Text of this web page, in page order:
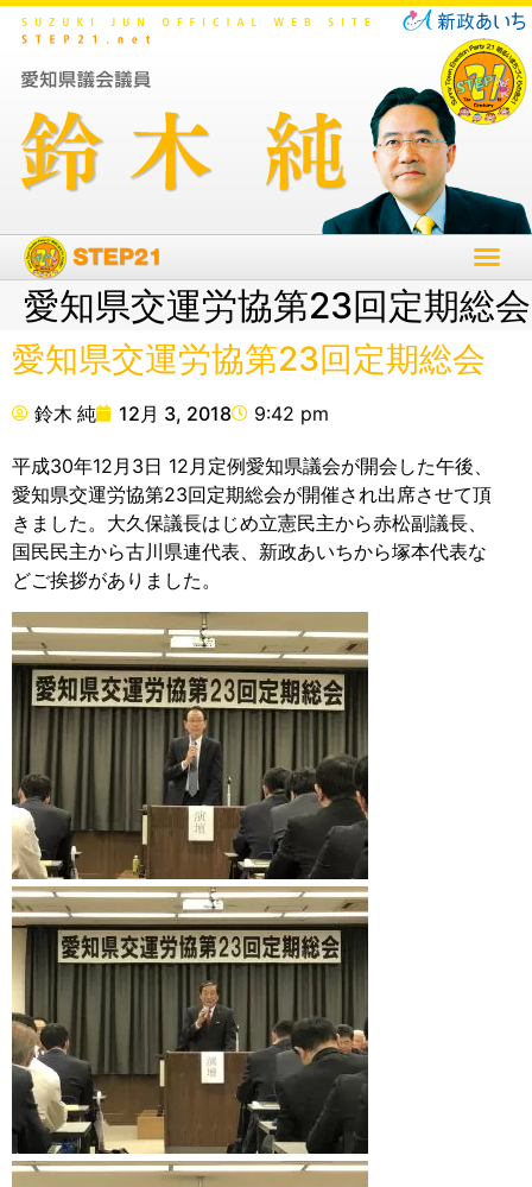
愛知県交運労協第23回定期総会
愛知県交運労協第23回定期総会
鈴木 純 12月 3, 2018 9:42 pm
平成30年12月3日 12月定例愛知県議会が開会した午後、
愛知県交運労協第23回定期総会が開催され出席させて頂
きました。大久保議長はじめ立憲民主から赤松副議長、
国民民主から古川県連代表、新政あいちから塚本代表な
どご挨拶がありました。